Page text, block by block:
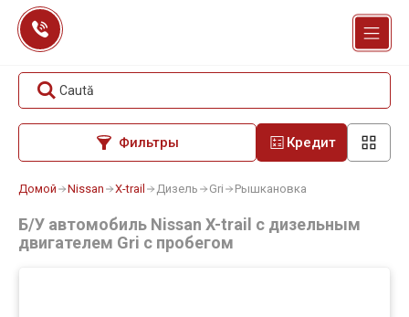
Перейти
содержанию
Caută
Фильтры Кредит
Домой Nissan X-trail Дизель Gri Рышкановка
Б/У автомобиль Nissan X-trail с дизельным
двигателем Gri с пробегом